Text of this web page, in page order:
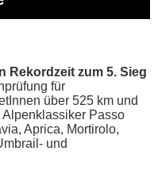
Rekordzeit zum 5. Sieg
für
über 525 km und
Passo
Aprica, Mortirolo,
und